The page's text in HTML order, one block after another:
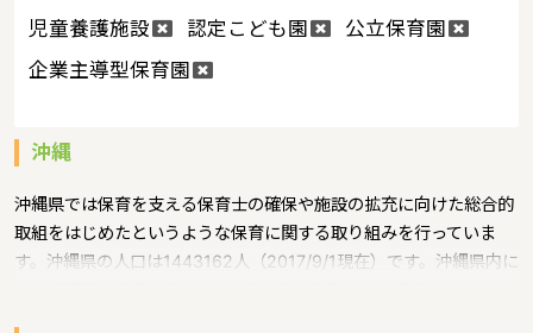
児童養護施設
認定こども園
公立保育園
企業主導型保育園
沖縄
沖縄県では保育を支える保育士の確保や施設の拡充に向けた総合的
取組をはじめたというような保育に関する取り組みを行っていま
す。沖縄県の人口は1443162人（2017/9/1現在）です。沖縄県内に